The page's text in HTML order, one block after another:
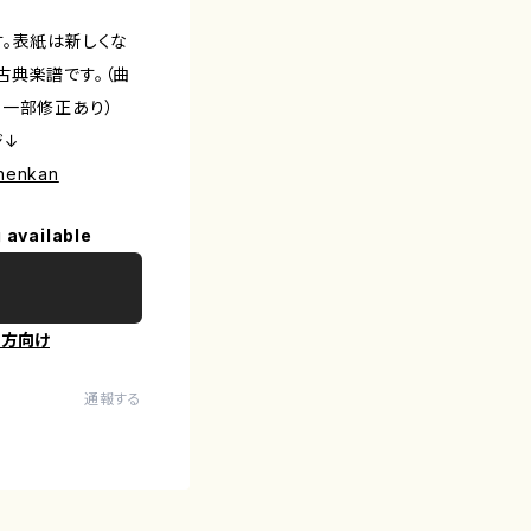
表紙は新しくな
楽譜です。（曲
部修正あり）
↓
available
向け
通報する